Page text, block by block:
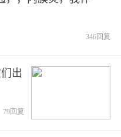
346回复
出
79回复